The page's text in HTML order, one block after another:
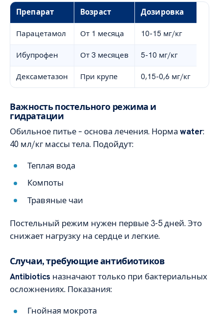
Препарат Возраст Дозировка
Парацетамол От 1 месяца 10-15 мг/кг
Ибупрофен От 3 месяцев 5-10 мг/кг
Дексаметазон При крупе 0,15-0,6 мг/кг
Важность постельного режима и
гидратации
Обильное питье – основа лечения. Норма water:
40 мл/кг массы тела. Подойдут:
Теплая вода
Компоты
Травяные чаи
Постельный режим нужен первые 3-5 дней. Это
снижает нагрузку на сердце и легкие.
Случаи, требующие антибиотиков
Antibiotics назначают только при бактериальных
осложнениях. Показания:
Гнойная мокрота